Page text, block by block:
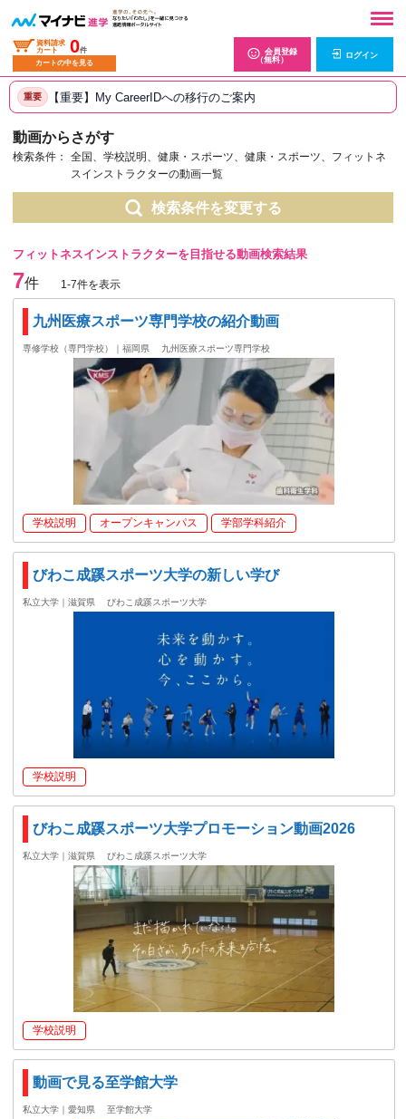
資料請求
カート
0件
カートの中を見る
会員登録
（無料）
ログイン
重要 【重要】My CareerIDへの移行のご案内
動画からさがす
検索条件：
全国、学校説明、健康・スポーツ、健康・スポーツ、フィットネ
スインストラクターの動画一覧
検索条件を変更する
フィットネスインストラクターを目指せる動画検索結果
7件 1-7件を表示
九州医療スポーツ専門学校の紹介動画
専修学校（専門学校）｜福岡県 九州医療スポーツ専門学校
学校説明 オープンキャンパス 学部学科紹介
びわこ成蹊スポーツ大学の新しい学び
私立大学｜滋賀県 びわこ成蹊スポーツ大学
学校説明
びわこ成蹊スポーツ大学プロモーション動画2026
私立大学｜滋賀県 びわこ成蹊スポーツ大学
学校説明
動画で見る至学館大学
私立大学｜愛知県 至学館大学